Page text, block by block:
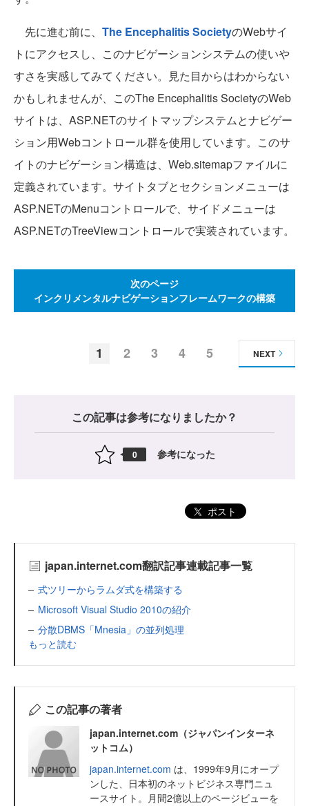
先に進む前に、 The Encephalitis SocietyのWebサイ
トにアクセスし、このナビゲーションシステムの使いや
すさを実感してみてください。見た目からはわからない
かもしれませんが、このThe Encephalitis SocietyのWeb
サイトは、ASP.NETのサイトマップシステムとナビゲー
ション用Webコントロール群を使用しています。このサ
イトのナビゲーション構造は、Web.sitemapファイルに
定義されています。サイトタブとセクションメニューは
ASP.NETのMenuコントロールで、サイドメニューは
ASP.NETのTreeViewコントロールで実装されています。
次のページ
インクリメンタルナビゲーションフレームワークの構築
1 2 3 4 5 NEXT
この記事は参考になりましたか？
0 参考になった
ポスト
japan.internet.com翻訳記事連載記事一覧
式ツリーからラムダ式を構築する
Microsoft Visual Studio 2010の紹介
分散DBMS「Mnesia」の並列処理
もっと読む
この記事の著者
japan.internet.com（ジャパンインターネ
ットコム）
japan.internet.com は、1999年9月にオープ
ンした、日本初のネットビジネス専門ニュ
ースサイト。月間2億以上のページビューを